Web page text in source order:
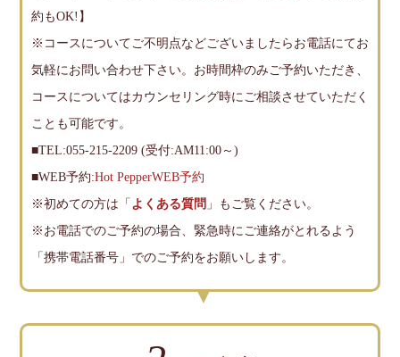
約もOK!】
※コースについてご不明点などございましたらお電話にてお
気軽にお問い合わせ下さい。お時間枠のみご予約いただき、
コースについてはカウンセリング時にご相談させていただく
ことも可能です。
■TEL:055-215-2209 (受付:AM11:00～)
■WEB予約:Hot PepperWEB予約
※初めての方は「 よくある質問 」もご覧ください。
※お電話でのご予約の場合、緊急時にご連絡がとれるよう
「携帯電話番号」でのご予約をお願いします。